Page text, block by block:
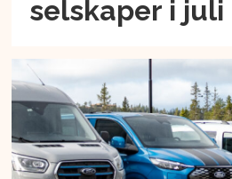
selskaper i juli